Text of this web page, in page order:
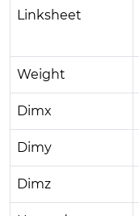
Linksheet
Weight
Dimx
Dimy
Dimz